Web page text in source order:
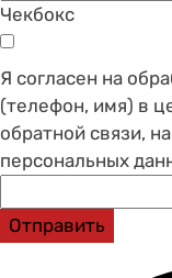
Чекбокс
Я согласен на
(телефон, имя) в
обратной связи,
персональных
Отправить